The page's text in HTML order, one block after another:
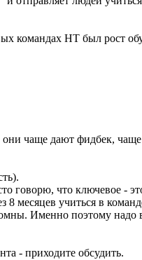
командах HT был рост
они чаще дают фидбек,
говорю, что ключевое -
месяцев учиться в
Именно поэтому
- приходите обсудить.